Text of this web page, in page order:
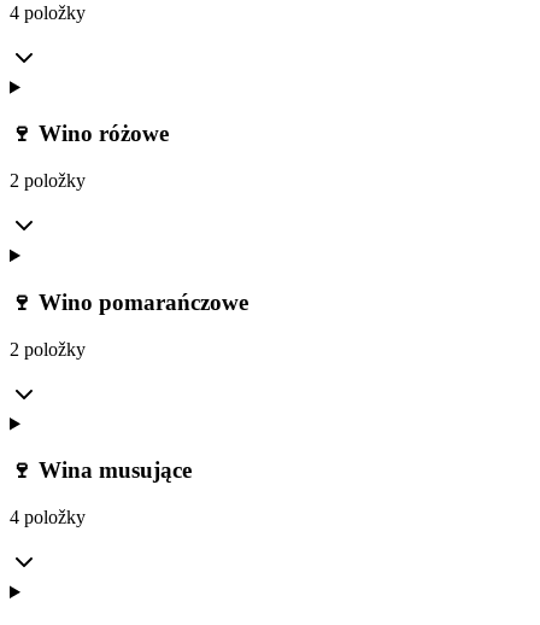
4 položky
🍷 Wino różowe
2 položky
🍷 Wino pomarańczowe
2 položky
🍷 Wina musujące
4 položky